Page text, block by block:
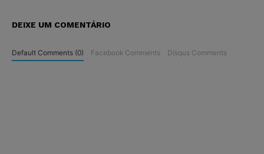
DEIXE UM COMENTÁRIO
Default Comments (0) Facebook Comments Disqus Comments